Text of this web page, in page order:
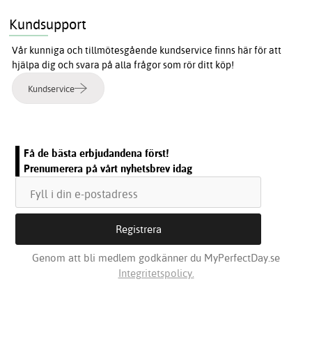
Kundsupport
Vår kunniga och tillmötesgående kundservice finns här för att
hjälpa dig och svara på alla frågor som rör ditt köp!
Kundservice
Få de bästa erbjudandena först!
Prenumerera på vårt nyhetsbrev idag
Genom att bli medlem godkänner du MyPerfectDay.se
Integritetspolicy.